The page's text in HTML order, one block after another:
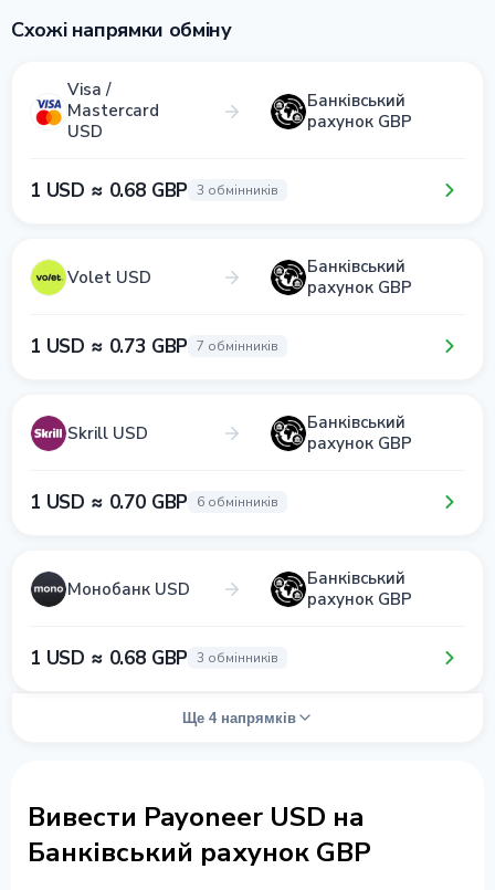
Схожі напрямки обміну
Visa /
Mastercard
USD
Банківський
рахунок GBP
1 USD ≈ 0.68 GBP 3 обмінників
Volet USD
Банківський
рахунок GBP
1 USD ≈ 0.73 GBP 7 обмінників
Skrill USD
Банківський
рахунок GBP
1 USD ≈ 0.70 GBP 6 обмінників
Монобанк USD
Банківський
рахунок GBP
1 USD ≈ 0.68 GBP 3 обмінників
Ще 4 напрямків
Вивести Payoneer USD на
Банківський рахунок GBP